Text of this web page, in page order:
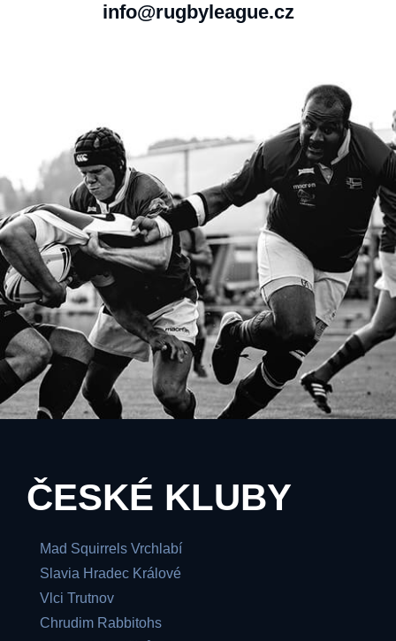
info@rugbyleague.cz
ČESKÉ KLUBY
Mad Squirrels Vrchlabí
Slavia Hradec Králové
Vlci Trutnov
Chrudim Rabbitohs